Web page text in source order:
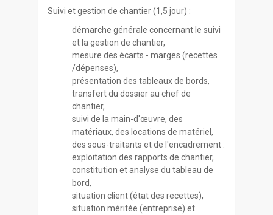
Suivi et gestion de chantier (1,5 jour) :
démarche générale concernant le suivi
et la gestion de chantier,
mesure des écarts - marges (recettes
/dépenses),
présentation des tableaux de bords,
transfert du dossier au chef de
chantier,
suivi de la main-d'œuvre, des
matériaux, des locations de matériel,
des sous-traitants et de l'encadrement :
exploitation des rapports de chantier,
constitution et analyse du tableau de
bord,
situation client (état des recettes),
situation méritée (entreprise) et